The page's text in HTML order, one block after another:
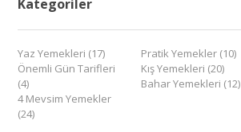
Kategoriler
Yaz Yemekleri (17)
Pratik Yemekler (10)
Önemli Gün Tarifleri
(4)
Kış Yemekleri (20)
Bahar Yemekleri (12)
4 Mevsim Yemekler
(24)